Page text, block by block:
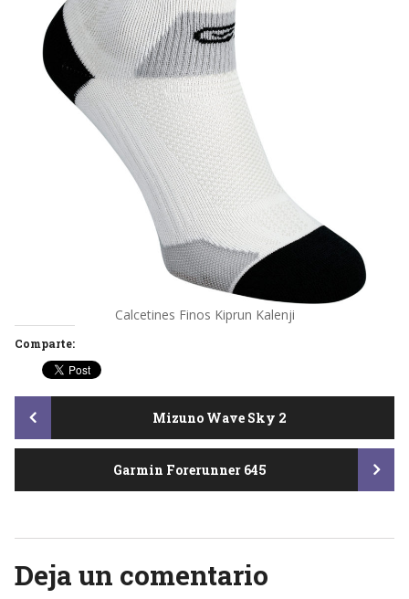
Calcetines Finos Kiprun Kalenji
Comparte:
Post
navigation
Mizuno Wave Sky 2
Garmin Forerunner 645
Deja un comentario